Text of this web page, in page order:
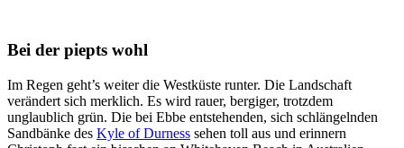
Bei der piepts wohl
Im Regen geht’s weiter die Westküste runter. Die Landschaft
verändert sich merklich. Es wird rauer, bergiger, trotzdem
unglaublich grün. Die bei Ebbe entstehenden, sich schlängelnden
Sandbänke des Kyle of Durness sehen toll aus und erinnern